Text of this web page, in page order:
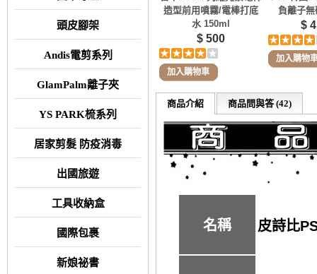
頭皮腳架
Andis電剪系列
GlamPalm離子夾
YS PARK梳系列
居家剪髮 防疫消毒
出國旅遊
工具收納盒
國際包裹
新娘祕書
造型前用噴霧/電棒打底
水 150ml
$ 500
加入購物車
負離子
$
加入購物
商品介紹 商品問與答 (42)
名稱 皮詩比